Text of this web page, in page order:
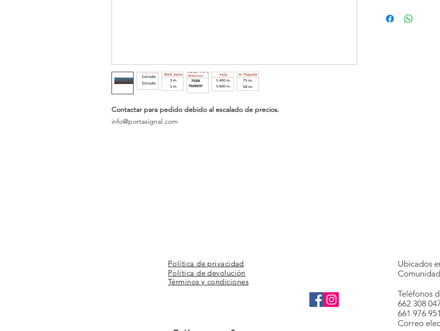
Contactar para pedido debido al escalado de precios.
info@portasignal.com
Política de privacidad
Política de devolución
Términos y condiciones
Ubicados
Teléfonos
662 308
661 976 951
Correo